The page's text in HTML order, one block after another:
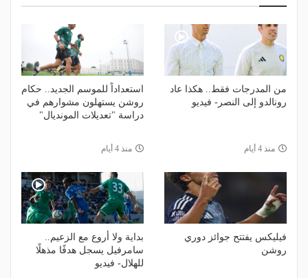
من المدرجات فقط.. هكذا عاد
رونالدو إلى النصر- فيديو
منذ 4 أيام
استعداداً للموسم الجديد.. حكام
روشن يستهلون مشوارهم في
دراسة "تعديلات المونديال"
منذ 4 أيام
فيليكس يفتتح جوائز دوري
روشن
بداية ولا أروع مع الزعيم..
سامرفيل يسجل هدفًا مذهلًا
للهلال- فيديو